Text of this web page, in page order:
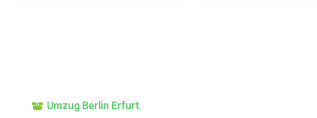
Umzug Berlin Erfurt